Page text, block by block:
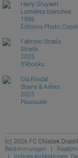
Harry Gruyaert
Lumières blanches
1986
Éditions Photo
Fabrizio Strada
Strada
2025
89books
Ola Rindal
Stains & Ashes
2025
Poursuite
(c) 2026 FC Chladek
Bestimmungen |